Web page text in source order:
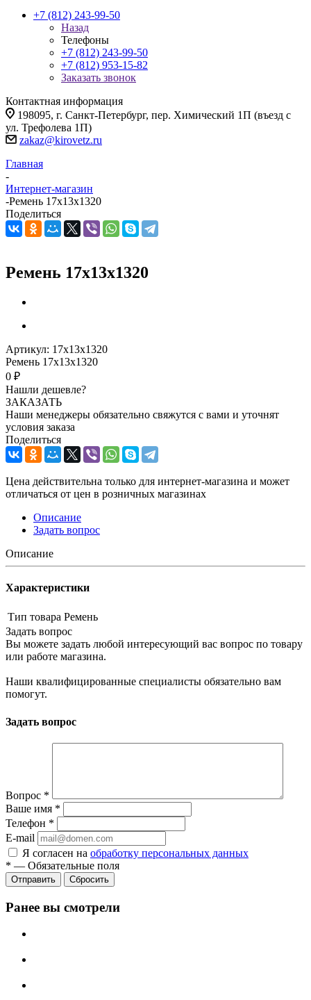
+7 (812) 243-99-50
Назад
Телефоны
+7 (812) 243-99-50
+7 (812) 953-15-82
Заказать звонок
Контактная информация
198095, г. Санкт-Петербург, пер. Химический 1П (въезд с
ул. Трефолева 1П)
zakaz@kirovetz.ru
Главная
-
Интернет-магазин
-Ремень 17х13х1320
Поделиться
Ремень 17х13х1320
Артикул: 17х13х1320
Ремень 17х13х1320
0 ₽
Нашли дешевле?
ЗАКАЗАТЬ
Наши менеджеры обязательно свяжутся с вами и уточнят
условия заказа
Поделиться
Цена действительна только для интернет-магазина и может
отличаться от цен в розничных магазинах
Описание
Задать вопрос
Описание
Характеристики
Тип товара Ремень
Задать вопрос
Вы можете задать любой интересующий вас вопрос по товару
или работе магазина.
Наши квалифицированные специалисты обязательно вам
помогут.
Задать вопрос
Вопрос *
Ваше имя *
Телефон *
E-mail
Я согласен на обработку персональных данных
* — Обязательные поля
Сбросить
Ранее вы смотрели